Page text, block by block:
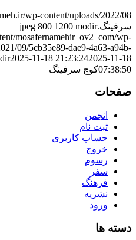
سرفینگ.jpeg
800 1200 modir
mosafernamehir_ov2_com/wp-
09/5cb35e89-dae9-4a63-a94b-
2025-11-18 21:23:242025-11-18
07:38:50کوچ سرفینگ
صفحات
انجمن
ثبت نام
حساب کاربری
خروج
رسوم
سفر
فرهنگ
نشریه
ورود
دسته ها